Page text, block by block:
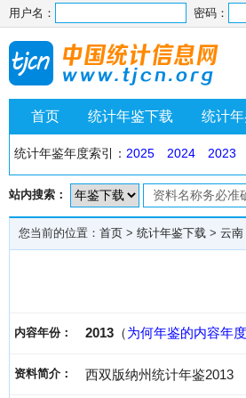
用户名： 密码：
首页 统计年鉴下载 统计年
统计年鉴年度索引： 2025 2024 2023
站内搜索：
您当前的位置： 首页 > 统计年鉴下载 > 云南
内容年份： 2013 （为何年鉴的内容年
资料简介： 西双版纳州统计年鉴2013